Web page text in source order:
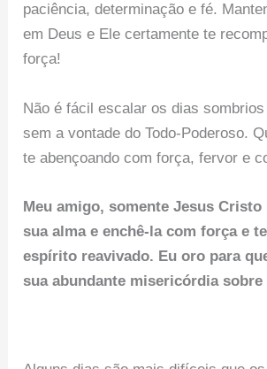
paciência, determinação e fé.
em Deus e Ele certamente te
força!
Não é fácil escalar os dias
sem a vontade do Todo-Poderoso.
te abençoando com força, fervor e
Meu amigo, somente Jesus
sua alma e enchê-la com força e
espírito reavivado. Eu oro para
sua abundante misericórdia sobre